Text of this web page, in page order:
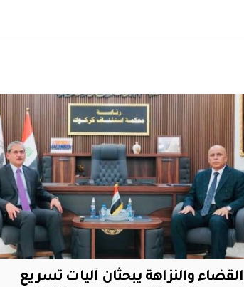
القضاء والنزاهة يبحثان آليات تسريع